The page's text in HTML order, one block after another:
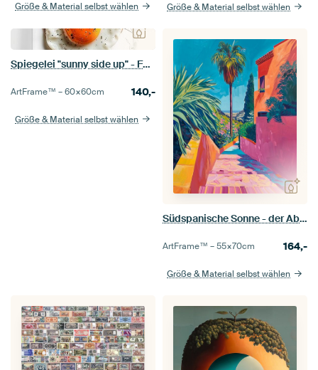
Größe & Material selbst wählen Größe & Material selbst wählen
Spiegelei "sunny side up" - Foodfotografie
ArtFrame™ –60×60cm 140,-
Größe & Material selbst wählen
Südspanische Sonne - der Abstieg zum Meer
ArtFrame™ –55×70cm 164,-
Größe & Material selbst wählen